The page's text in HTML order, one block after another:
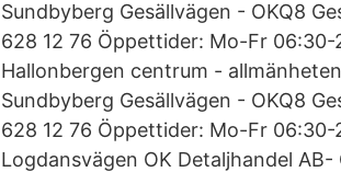
Sundbyberg Gesällvägen - OKQ8
628 12 76 Öppettider: Mo-Fr
Hallonbergen centrum -
Sundbyberg Gesällvägen - OKQ8
628 12 76 Öppettider: Mo-Fr
Logdansvägen OK Detaljhandel